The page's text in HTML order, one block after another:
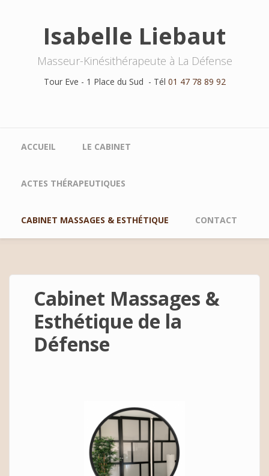
Isabelle Liebaut
Masseur-Kinésithérapeute à La Défense
Tour Eve - 1 Place du Sud - Tél 01 47 78 89 92
Menu principal
ACCUEIL LE CABINET
ACTES THÉRAPEUTIQUES
CABINET MASSAGES & ESTHÉTIQUE CONTACT
Cabinet Massages &
Esthétique de la
Défense